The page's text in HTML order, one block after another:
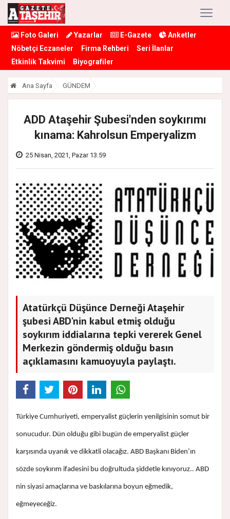
Foto Galeri Yazarlar E-Gazete
Anketler
Nöbetçi Eczaneler
Firma Rehberi
Seri İlanlar
Etkinlik Takvimi
Biyografiler
Ana Sayfa GÜNDEM
ADD Ataşehir Şubesi'nden soykırımı
kınama: Kahrolsun Emperyalizm
25 Nisan, 2021, Pazar 13:59
Atatürkçü Düşünce Derneği Ataşehir
şubesi ABD'nin kabul etmiş olduğu
soykırım iddialarına tepki vererek Genel
Merkezin göndermiş olduğu basın
açıklamasını kamuoyuyla paylaştı.
Türkiye Cumhuriyeti, emperyalist güçlerin yenilgisinin somut bir
sonucudur. Dün olduğu gibi bugün de emperyalist güçler
karşısında uyanık ve dikkatli olacağız. ABD Başkanı Biden’ın
sözde soykırım ifadesini bu doğrultuda şiddetle kınıyoruz.. ABD
nin siyasi amaçlarına ve baskılarına boyun eğmedik,
eğmeyeceğiz.